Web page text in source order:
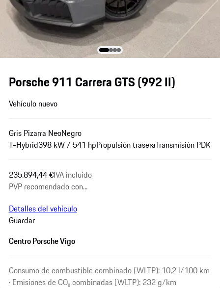
Porsche 911 Carrera GTS(992 II)
Vehículo nuevo
Gris Pizarra NeoNegro
T-Hybrid398 kW / 541 hpPropulsión traseraTransmisión PDK
235.894,44 €IVA incluido
PVP recomendado con...
Detalles del vehículo
Guardar
Centro Porsche Vigo
Consumo de combustible combinado (WLTP): 10,2 l/100 km
· Emisiones de CO₂ combinadas (WLTP): 232 g/km